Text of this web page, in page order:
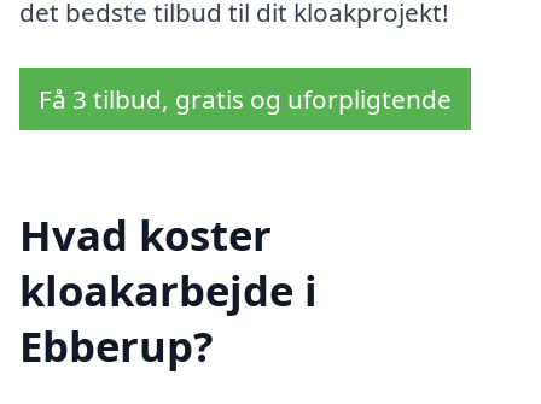
det bedste tilbud til dit kloakprojekt!
Få 3 tilbud, gratis og uforpligtende
Hvad koster
kloakarbejde i
Ebberup?